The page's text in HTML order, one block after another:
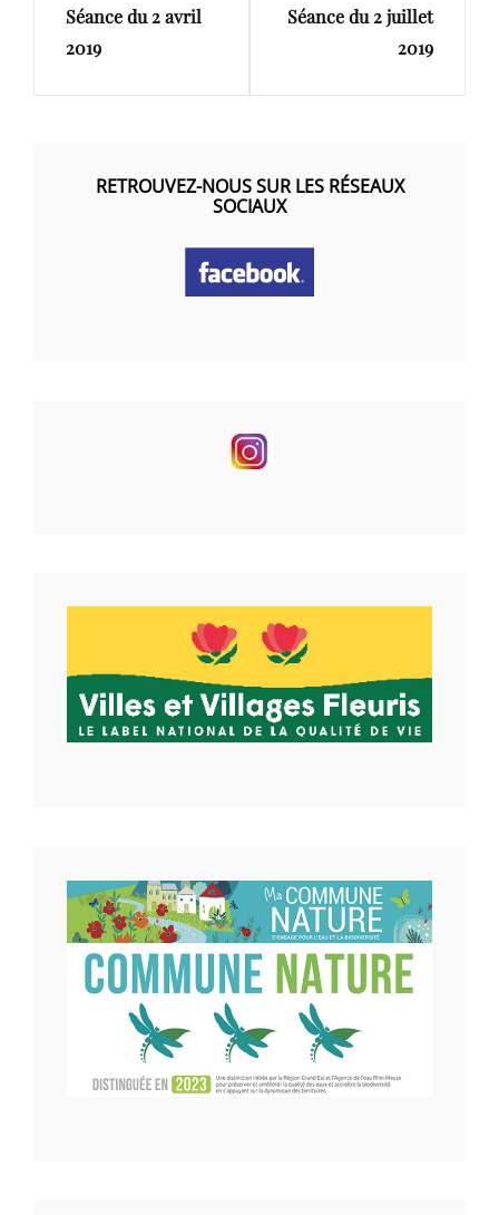
l’article
Post
Séance du 2 avril
2019
Post
Séance du 2 juillet
2019
RETROUVEZ-NOUS SUR LES RÉSEAUX
SOCIAUX